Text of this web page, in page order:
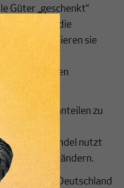
Güter „geschenkt“
aber, wie die
verlieren sie
und
Marktanteilen zu
und
Handel nutzt
den Defizitländern.
hat Deutschland